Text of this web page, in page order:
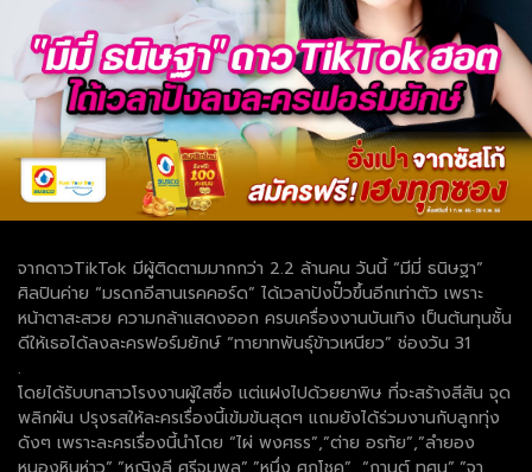
จากดาวTikTok มีผู้ติดตามมากกว่า 2.2 ล้านคน วันนี้ “มีมี่ ธนิษฐา”
ศิลปินค่าย “มรดกอีสานเรคคอร์ด” ได้เวลาปังปั๊วขึ้นอีกเท่าตัว เพราะ
หน้าตาสะสวย ความกล้าแสดงออก ครบเครื่องงานบันเทิง เป็นต้นทุนชั้น
ดีให้เธอได้ลงละครฟอร์มยักษ์ “ทายาทพันธุ์ข้าวเหนียว” ช่องวัน 31
.
โดยได้รับบทสาวโรงงานผู้ใสซื่อ แต่แฝงไปด้วยยาพิษ ที่จะสร้างสีสัน จุด
พลิกผัน ปรุงรสให้ละครเรื่องนี้เข้มข้นสุดๆ แถมยังได้ร่วมงานกับลูกทุ่ง
ดังๆ เพราะละครเรื่องนี้นำโดย “ไผ่ พงศธร”,”ต่าย อรทัย”,”ลำยอง